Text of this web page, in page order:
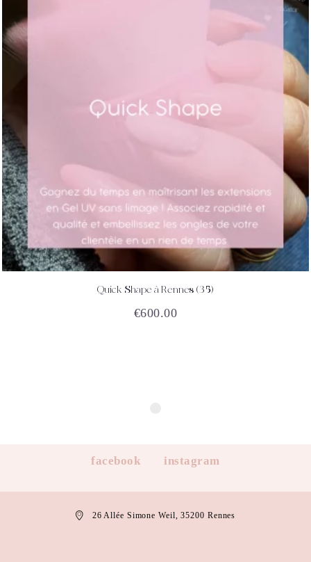
Quick Shape à Rennes (35)
€600.00
facebook instagram
26 Allée Simone Weil, 35200 Rennes